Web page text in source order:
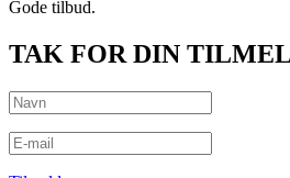
Gode tilbud.
TAK FOR DIN